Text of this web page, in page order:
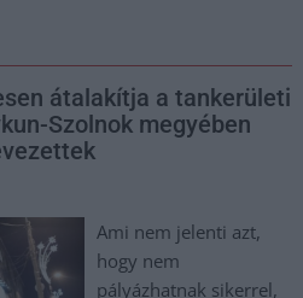
átalakítja a tankerületi
Szolnok megyében
Ami nem jelenti azt,
hogy nem
pályázhatnak sikerrel,